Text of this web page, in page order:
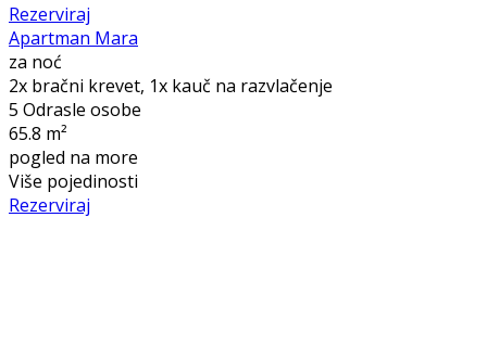
Rezerviraj
Apartman Mara
za noć
2x bračni krevet, 1x kauč na razvlačenje
5 Odrasle osobe
65.8 m²
pogled na more
Više pojedinosti
Rezerviraj